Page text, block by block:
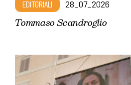
EDITORIALI 28_07_2026
Tommaso Scandroglio